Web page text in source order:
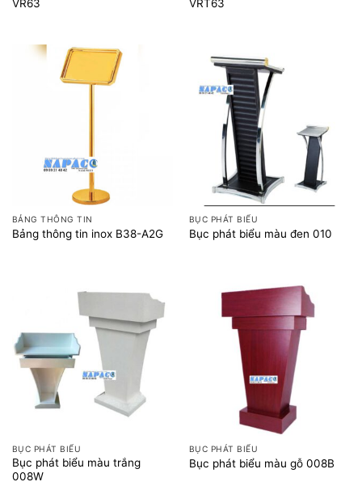
VR63
VRT63
BẢNG THÔNG TIN
Bảng thông tin inox B38-A2G
BỤC PHÁT BIỂU
Bục phát biểu màu đen 010
BỤC PHÁT BIỂU
Bục phát biểu màu trắng
008W
BỤC PHÁT BIỂU
Bục phát biểu màu gỗ 008B